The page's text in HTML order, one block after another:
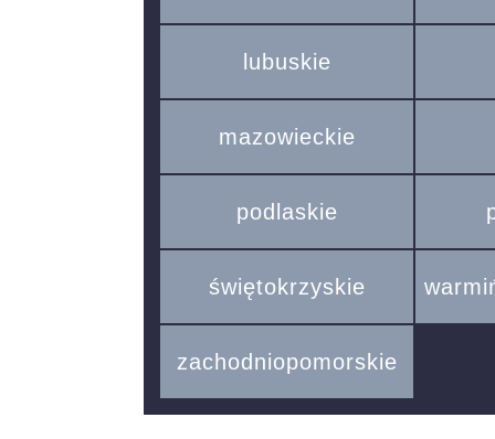
lubuskie
mazowieckie
podlaskie
świętokrzyskie
zachodniopomorskie